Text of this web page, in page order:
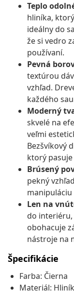
Teplo
hliníka,
ideálny do
že si vedro
používaní.
Pevná
textúrou
vzhľad.
každého
Moderný
skvelé na
veľmi
Bezšvíkový
ktorý
Brúsený
pekný
Len na
do
obohacuje
nástroje na
Špecifikácie
Farba: Čierna
Materiál: